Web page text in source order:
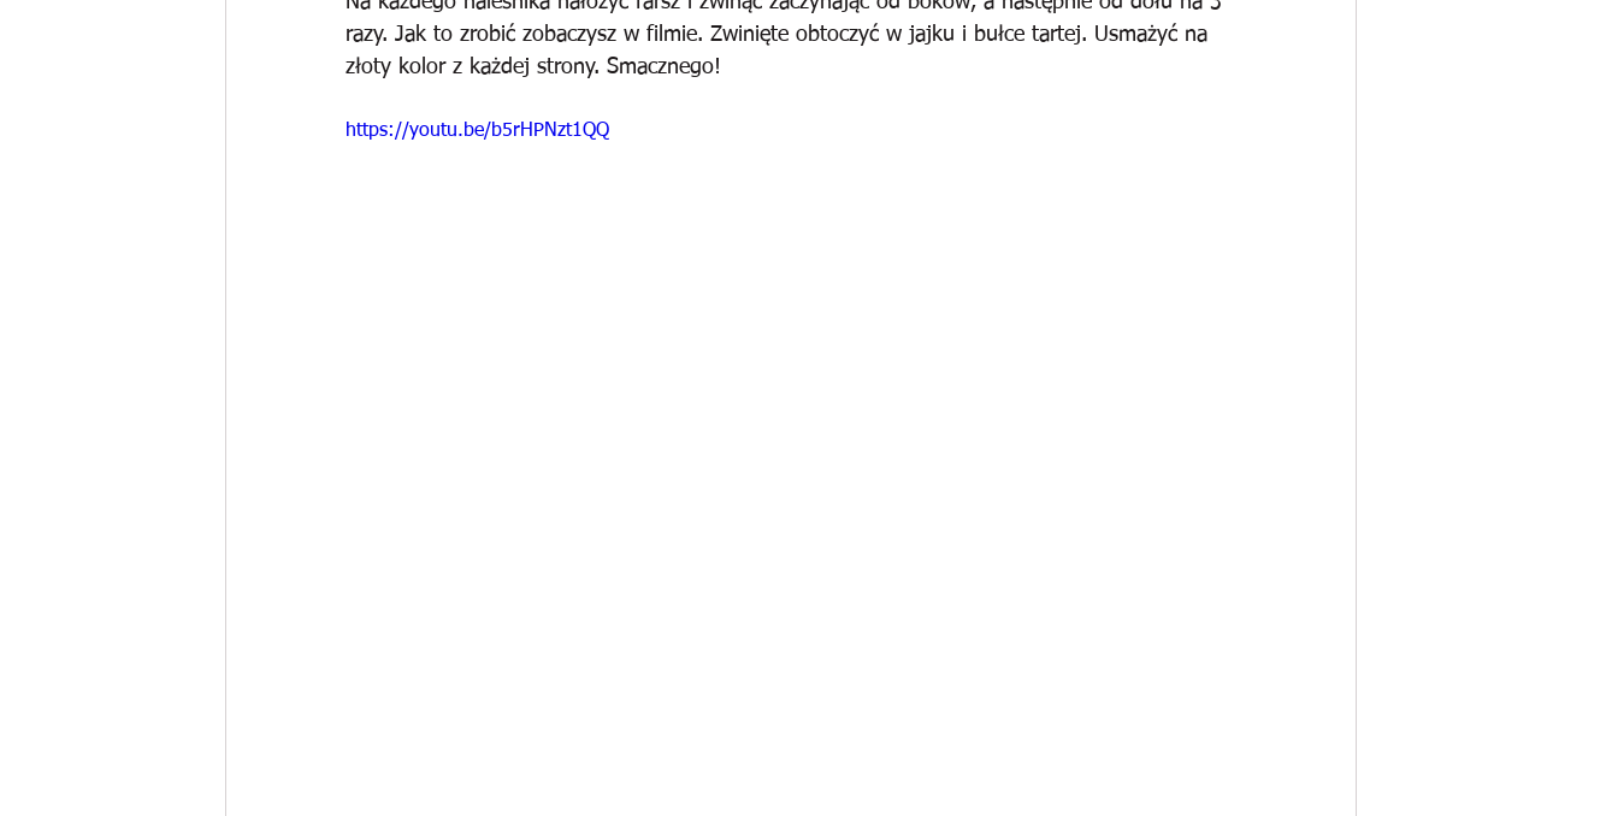
razy. Jak to zrobić zobaczysz w filmie. Zwinięte obtoczyć w jajku i bułce tartej. Usmażyć na
złoty kolor z każdej strony. Smacznego!
https://youtu.be/b5rHPNzt1QQ